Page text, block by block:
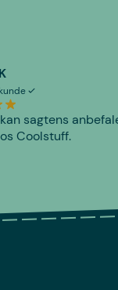
sagtens
Coolstuff.